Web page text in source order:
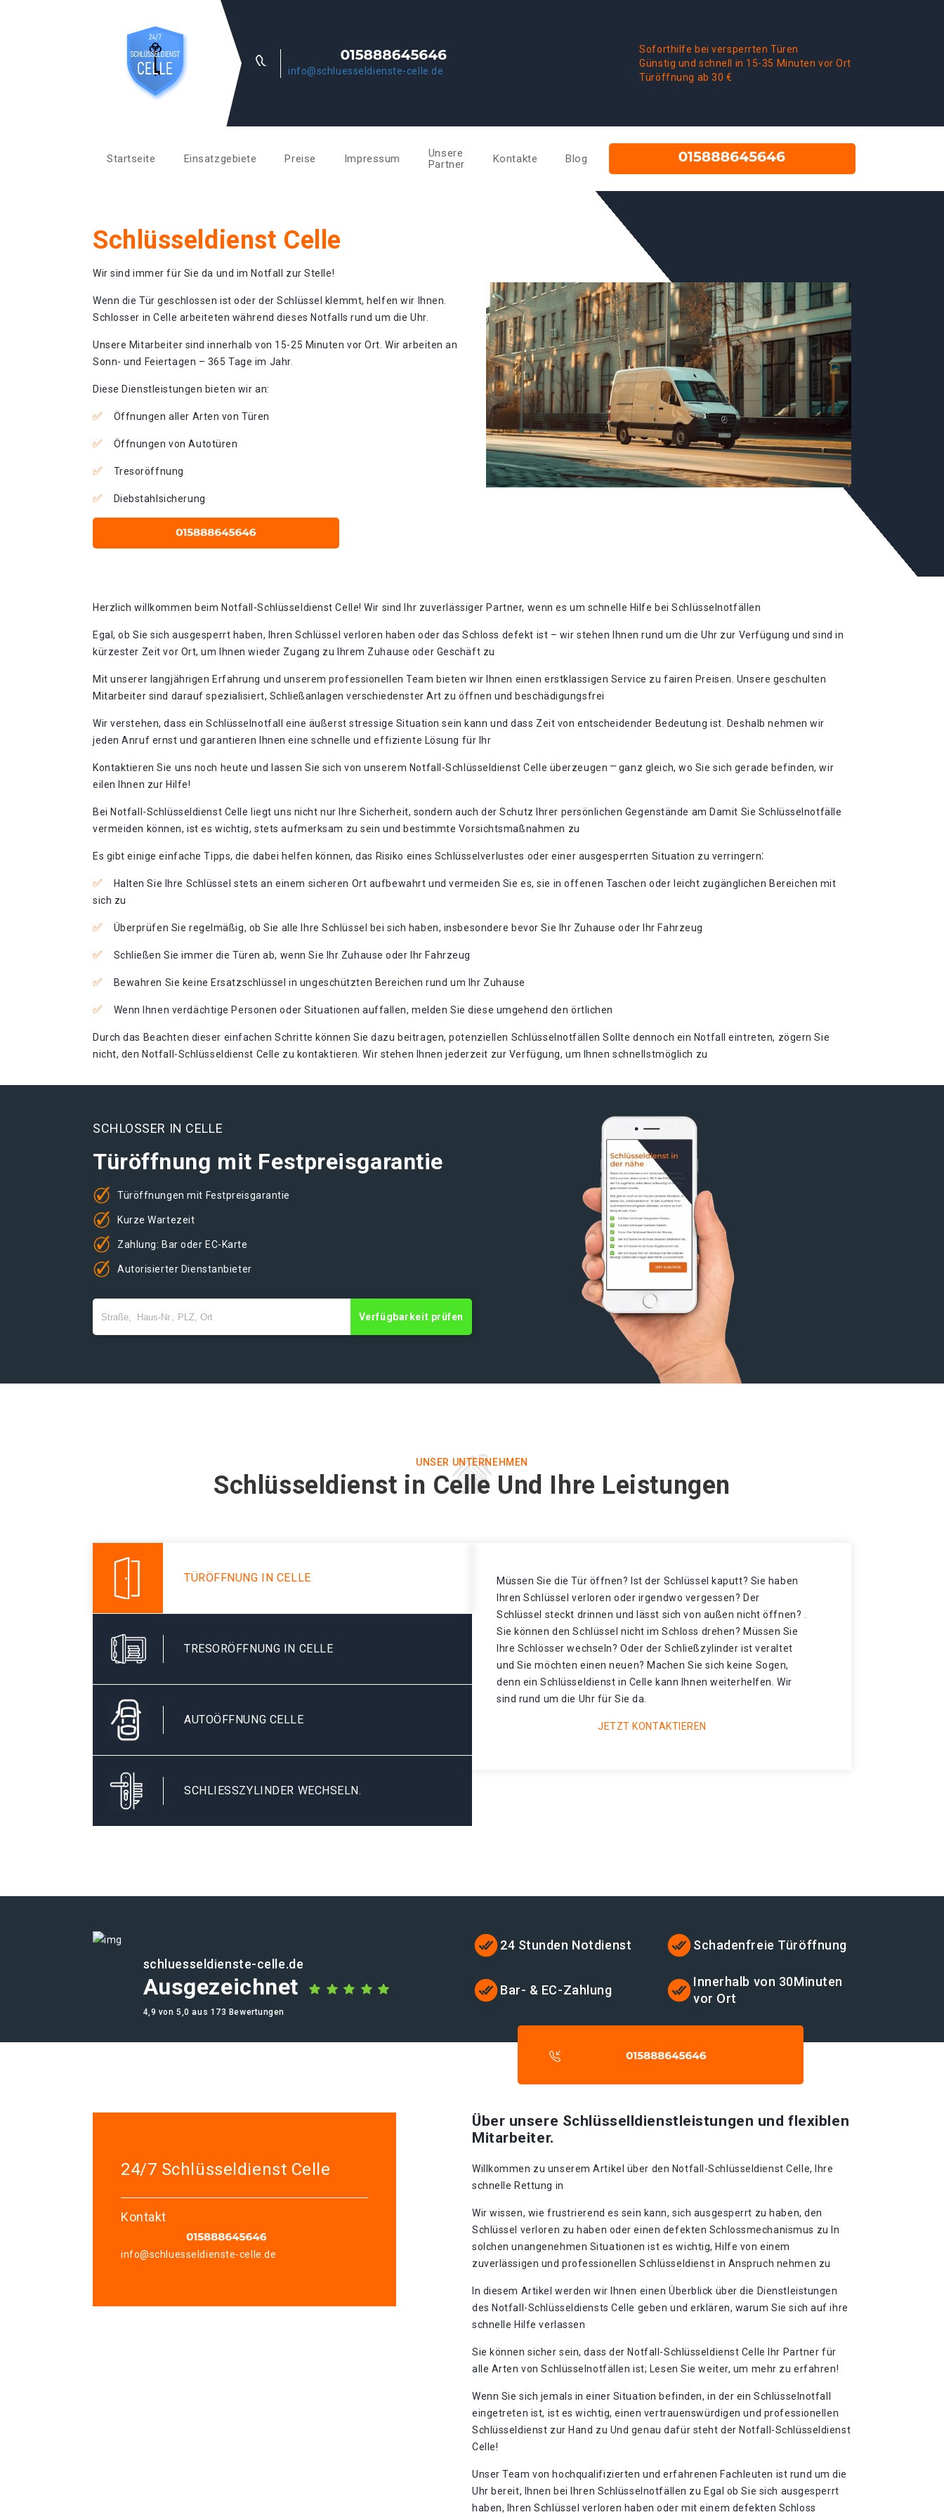
info@schluesseldienste-celle.de
Soforthilfe bei versperrten Türen
Günstig und schnell in 15-35 Minuten vor Ort
Türöffnung ab 30 €
Startseite Einsatzgebiete Preise Impressum
Unsere
Partner
Kontakte Blog
Schlüsseldienst Celle
Wir sind immer für Sie da und im Notfall zur Stelle!
Wenn die Tür geschlossen ist oder der Schlüssel klemmt, helfen wir Ihnen.
Schlosser in Celle arbeiteten während dieses Notfalls rund um die Uhr.
Unsere Mitarbeiter sind innerhalb von 15-25 Minuten vor Ort. Wir arbeiten an
Sonn- und Feiertagen – 365 Tage im Jahr.
Diese Dienstleistungen bieten wir an:
Öffnungen aller Arten von Türen
Öffnungen von Autotüren
Tresoröffnung
Diebstahlsicherung
Herzlich willkommen beim Notfall-Schlüsseldienst Celle!​ Wir sind Ihr zuverlässiger Partner, wenn es um schnelle Hilfe bei Schlüsselnotfällen
Egal, ob Sie sich ausgesperrt haben, Ihren Schlüssel verloren haben oder das Schloss defekt ist – wir stehen Ihnen rund um die Uhr zur Verfügung und sind in
kürzester Zeit vor Ort, um Ihnen wieder Zugang zu Ihrem Zuhause oder Geschäft zu
Mit unserer langjährigen Erfahrung und unserem professionellen Team bieten wir Ihnen einen erstklassigen Service zu fairen Preisen. Unsere geschulten
Mitarbeiter sind darauf spezialisiert, Schließanlagen verschiedenster Art zu öffnen und beschädigungsfrei
Wir verstehen, dass ein Schlüsselnotfall eine äußerst stressige Situation sein kann und dass Zeit von entscheidender Bedeutung ist. Deshalb nehmen wir
jeden Anruf ernst und garantieren Ihnen eine schnelle und effiziente Lösung für Ihr
Kontaktieren Sie uns noch heute und lassen Sie sich von unserem Notfall-Schlüsseldienst Celle überzeugen ⎻ ganz gleich, wo Sie sich gerade befinden, wir
eilen Ihnen zur Hilfe!​
Bei Notfall-Schlüsseldienst Celle liegt uns nicht nur Ihre Sicherheit, sondern auch der Schutz Ihrer persönlichen Gegenstände am Damit Sie Schlüsselnotfälle
vermeiden können, ist es wichtig, stets aufmerksam zu sein und bestimmte Vorsichtsmaßnahmen zu
Es gibt einige einfache Tipps, die dabei helfen können, das Risiko eines Schlüsselverlustes oder einer ausgesperrten Situation zu verringern⁚
Halten Sie Ihre Schlüssel stets an einem sicheren Ort aufbewahrt und vermeiden Sie es, sie in offenen Taschen oder leicht zugänglichen Bereichen mit
sich zu
Überprüfen Sie regelmäßig, ob Sie alle Ihre Schlüssel bei sich haben, insbesondere bevor Sie Ihr Zuhause oder Ihr Fahrzeug
Schließen Sie immer die Türen ab, wenn Sie Ihr Zuhause oder Ihr Fahrzeug
Bewahren Sie keine Ersatzschlüssel in ungeschützten Bereichen rund um Ihr Zuhause
Wenn Ihnen verdächtige Personen oder Situationen auffallen, melden Sie diese umgehend den örtlichen
Durch das Beachten dieser einfachen Schritte können Sie dazu beitragen, potenziellen Schlüsselnotfällen Sollte dennoch ein Notfall eintreten, zögern Sie
nicht, den Notfall-Schlüsseldienst Celle zu kontaktieren. Wir stehen Ihnen jederzeit zur Verfügung, um Ihnen schnellstmöglich zu
SCHLOSSER IN CELLE
Türöffnung mit Festpreisgarantie
Türöffnungen mit Festpreisgarantie
Kurze Wartezeit
Zahlung: Bar oder EC-Karte
Autorisierter Dienstanbieter
Verfügbarkeit prüfen
UNSER UNTERNEHMEN
Schlüsseldienst in Celle Und Ihre Leistungen
TÜRÖFFNUNG IN CELLE
TRESORÖFFNUNG IN CELLE
AUTOÖFFNUNG CELLE
SCHLIESSZYLINDER WECHSELN.
Müssen Sie die Tür öffnen? Ist der Schlüssel kaputt? Sie haben
Ihren Schlüssel verloren oder irgendwo vergessen? Der
Schlüssel steckt drinnen und lässt sich von außen nicht öffnen? .
Sie können den Schlüssel nicht im Schloss drehen? Müssen Sie
Ihre Schlösser wechseln? Oder der Schließzylinder ist veraltet
und Sie möchten einen neuen? Machen Sie sich keine Sogen,
denn ein Schlüsseldienst in Celle kann Ihnen weiterhelfen. Wir
sind rund um die Uhr für Sie da.
JETZT KONTAKTIEREN
schluesseldienste-celle.de
Ausgezeichnet
4,9 von 5,0 aus 173 Bewertungen
24 Stunden Notdienst Schadenfreie Türöffnung
Bar- & EC-Zahlung
Innerhalb von 30Minuten
vor Ort
24/7 Schlüsseldienst Celle
Kontakt
info@schluesseldienste-celle.de
Über unsere Schlüsselldienstleistungen und flexiblen
Mitarbeiter.
Willkommen zu unserem Artikel über den Notfall-Schlüsseldienst Celle, Ihre
schnelle Rettung in
Wir wissen, wie frustrierend es sein kann, sich ausgesperrt zu haben, den
Schlüssel verloren zu haben oder einen defekten Schlossmechanismus zu In
solchen unangenehmen Situationen ist es wichtig, Hilfe von einem
zuverlässigen und professionellen Schlüsseldienst in Anspruch nehmen zu
In diesem Artikel werden wir Ihnen einen Überblick über die Dienstleistungen
des Notfall-Schlüsseldiensts Celle geben und erklären, warum Sie sich auf ihre
schnelle Hilfe verlassen
Sie können sicher sein, dass der Notfall-Schlüsseldienst Celle Ihr Partner für
alle Arten von Schlüsselnotfällen ist; Lesen Sie weiter, um mehr zu erfahren!​
Wenn Sie sich jemals in einer Situation befinden, in der ein Schlüsselnotfall
eingetreten ist, ist es wichtig, einen vertrauenswürdigen und professionellen
Schlüsseldienst zur Hand zu Und genau dafür steht der Notfall-Schlüsseldienst
Celle!
Unser Team von hochqualifizierten und erfahrenen Fachleuten ist rund um die
Uhr bereit, Ihnen bei Ihren Schlüsselnotfällen zu Egal ob Sie sich ausgesperrt
haben, Ihren Schlüssel verloren haben oder mit einem defekten Schloss